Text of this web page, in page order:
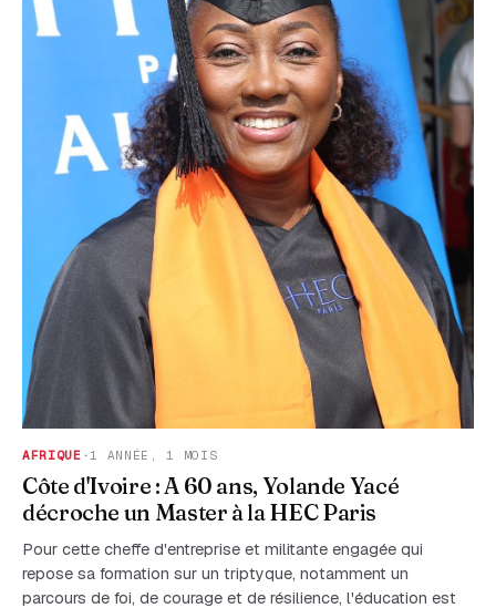
AFRIQUE · 1 ANNÉE, 1 MOIS
Côte d'Ivoire : A 60 ans, Yolande Yacé
décroche un Master à la HEC Paris
Pour cette cheffe d'entreprise et militante engagée qui
repose sa formation sur un triptyque, notamment un
parcours de foi, de courage et de résilience, l'éducation est